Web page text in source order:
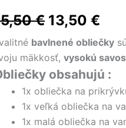
€ Pôvodná
cena
bola:
15,50 €.
13,50€
je:
bavlnené obliečky
mäkkosť,vysokú
obsahujú :
1x obliečka na
1x veľká obliečka na
1x malá obliečka na